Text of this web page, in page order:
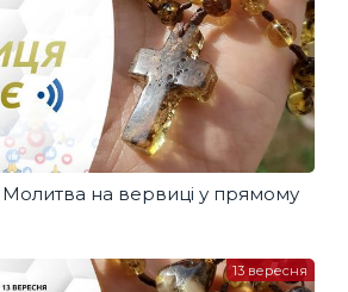
на вервиці у прямому
13 вересня